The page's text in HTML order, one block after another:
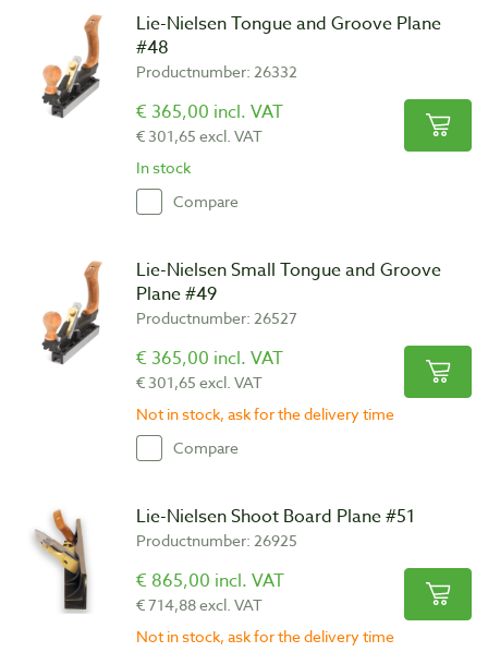
Lie-Nielsen Tongue and Groove Plane
#48
Productnumber: 26332
€ 365,00 incl. VAT
€ 301,65 excl. VAT
In stock
Compare
Lie-Nielsen Small Tongue and Groove
Plane #49
Productnumber: 26527
€ 365,00 incl. VAT
€ 301,65 excl. VAT
Not in stock, ask for the delivery time
Compare
Lie-Nielsen Shoot Board Plane #51
Productnumber: 26925
€ 865,00 incl. VAT
€ 714,88 excl. VAT
Not in stock, ask for the delivery time